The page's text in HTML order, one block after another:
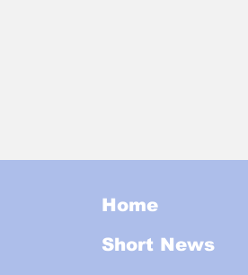
Home
Short News